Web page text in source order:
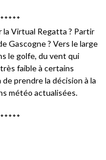
Virtual Regatta ? Partir
Gascogne ? Vers le large
le golfe, du vent qui
faible à certains
prendre la décision à la
météo actualisées.